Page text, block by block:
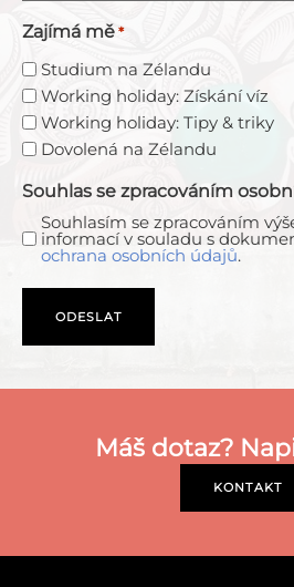
Zajímá mě *
Studium na Zélandu
Working holiday: Získání víz
Working holiday: Tipy & triky
Dovolená na Zélandu
Souhlas se zpracováním
Souhlasím se zpracováním
informací v souladu s
ochrana osobních údajů.
Máš dotaz?
KONTAKT